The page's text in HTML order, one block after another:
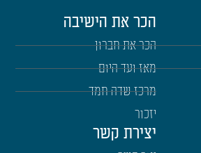
הכר את הישיבה
הכר את חברון
מאז ועד היום
מרכז שדה חמד
יזכור
יצירת קשר